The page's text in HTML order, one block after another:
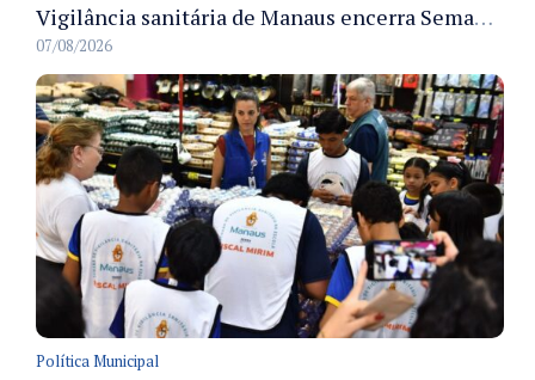
Vigilância sanitária de Manaus encerra Semana da Vigilância com painel para médicos recém-formados e projeto Fiscal Mirim
07/08/2026
Política Municipal